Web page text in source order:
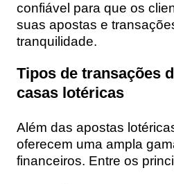
confiável para que os
suas apostas e
tranquilidade.
Tipos de transações
casas lotéricas
Além das apostas
oferecem uma ampla
financeiros. Entre os